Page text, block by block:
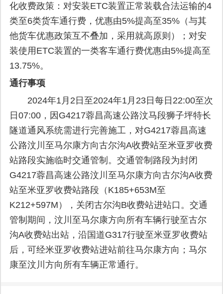
化收费政策：对安装ETC装置正常装载合法运输的4
类至6类货车通行费，优惠由5%提高至35%（与其
他货车优惠政策互不叠加，采用就高原则）；对安
装使用ETC装置的一类客车通行费优惠由5%提高至
13.75%。
通行事项
2024年1月2日至2024年1月23日每日22:00至次
日07:00，因G4217蓉昌高速公路汶马段狮子坪特长
隧道通风系统需进行完善施工，对G4217蓉昌高速
公路汶川至马尔康方向古尔沟A收费站至米亚罗收费
站路段实施临时交通管制。交通管制路段为封闭
G4217蓉昌高速公路汶川至马尔康方向古尔沟A收费
站至米亚罗收费站路段（K185+653M至
K212+597M），关闭古尔沟B收费站进站口。交通
管制期间，汶川至马尔康方向所有车辆行驶至古尔
沟A收费站出站，沿国道G317行驶至米亚罗收费站
后，可经米亚罗收费站进站前往马尔康方向；马尔
康至汶川方向所有车辆正常通行。